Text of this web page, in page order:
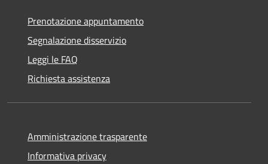
Prenotazione appuntamento
Segnalazione disservizio
Leggi le FAQ
Richiesta assistenza
Amministrazione trasparente
Informativa privacy